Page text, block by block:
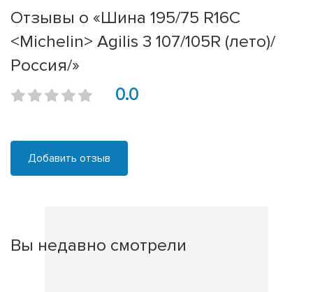
Отзывы о «Шина 195/75 R16C
<Michelin> Agilis 3 107/105R (лето)/
Россия/»
0.0
Добавить отзыв
Вы недавно смотрели